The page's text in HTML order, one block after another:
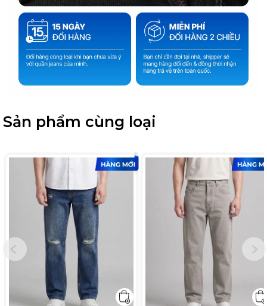
Sản phẩm cùng loại